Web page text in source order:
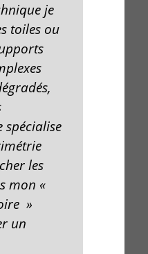
je
toiles ou
spécialise
les
mon «
»
un